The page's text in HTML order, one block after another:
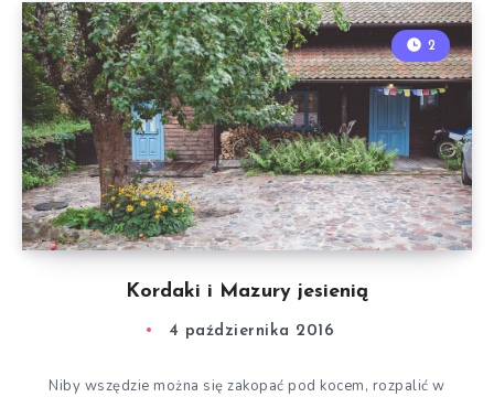
Kordaki i Mazury jesienią
2
4 października 2016
Niby wszędzie można się zakopać pod kocem, rozpalić w